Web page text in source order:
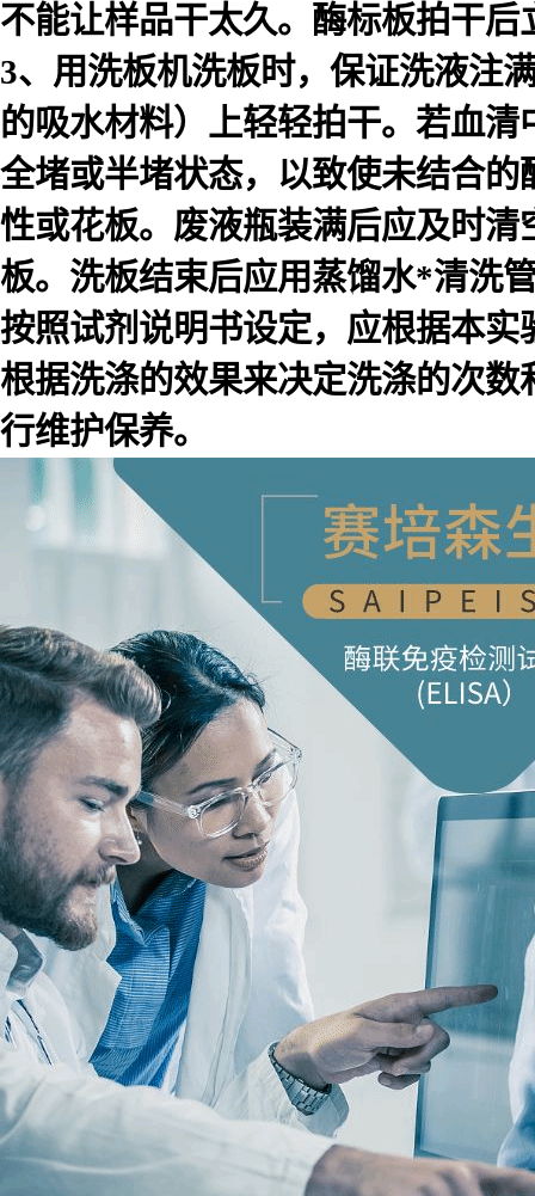
不能让样品干太久。酶标板拍干后
3、用洗板机洗板时，保证洗液注
的吸水材料）上轻轻拍干。若血
全堵或半堵状态，以致使未结合
性或花板。废液瓶装满后应及时
板。洗板结束后应用蒸馏水*清洗
按照试剂说明书设定，应根据本
根据洗涤的效果来决定洗涤的次
行维护保养。